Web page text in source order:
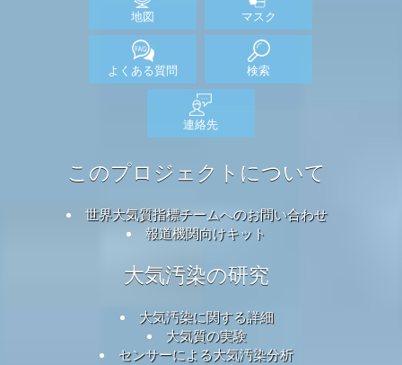
地図 マスク
よくある質問 検索
連絡先
このプロジェクトについて
世界大気質指標チームへのお問い合わせ
報道機関向けキット
大気汚染の研究
大気汚染に関する詳細
大気質の実験
センサーによる大気汚染分析